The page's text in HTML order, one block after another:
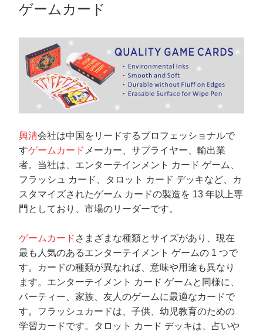
ゲームカード
興清会社は中国をリードするプロフェッショナルで
すゲームカード メーカー、サプライヤー、輸出業
者。当社は、エンターテインメント カード ゲーム、
フラッシュ カード、タロット カード デッキなど、カ
スタマイズされたゲーム カードの製造を 13 年以上専
門としており、市場のリーダーです。
ゲームカード さまざまな種類とサイズがあり、現在
最も人気のあるエンターテイメント ゲームの 1 つで
す。カードの種類が異なれば、意味や用途も異なり
ます。エンターテイメント カード ゲームと同様に、
パーティー、家族、友人のゲームに最適なカードで
す。フラッシュカードは、子供、幼児教育のための
学習カードです。タロット カード デッキは、占いや